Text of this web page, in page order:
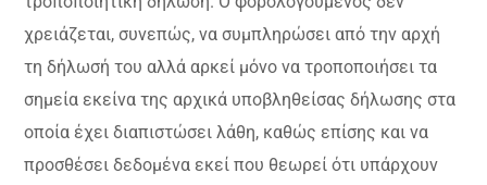
χρειάζεται, συνεπώς, να συμπληρώσει από την αρχή
τη δήλωσή του αλλά αρκεί μόνο να τροποποιήσει τα
σημεία εκείνα της αρχικά υποβληθείσας δήλωσης στα
οποία έχει διαπιστώσει λάθη, καθώς επίσης και να
προσθέσει δεδομένα εκεί που θεωρεί ότι υπάρχουν